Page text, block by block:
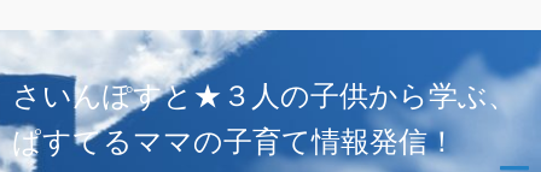
さいんぽすと★３人の子供から学ぶ、
ぱすてるママの子育て情報発信！